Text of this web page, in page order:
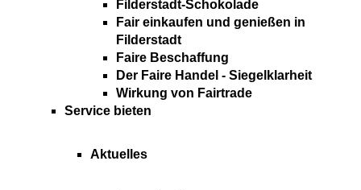
Filderstadt-Schokolade
Fair einkaufen und genießen in
Filderstadt
Faire Beschaffung
Der Faire Handel - Siegelklarheit
Wirkung von Fairtrade
Service bieten
Aktuelles